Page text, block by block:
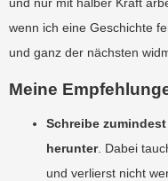
und nur mit halber Kraft
wenn ich eine Geschichte
und ganz der nächsten
Meine
Schreibe
herunter. Dabei
und verlierst nicht